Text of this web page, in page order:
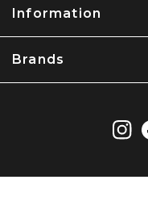
Information
Brands